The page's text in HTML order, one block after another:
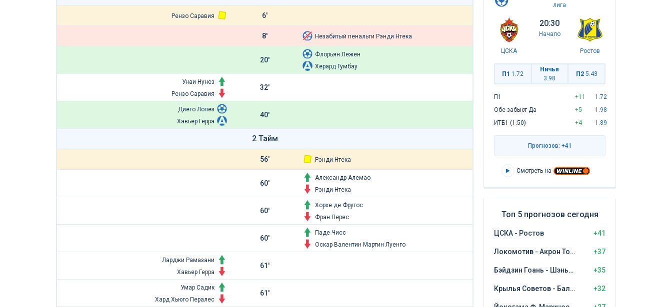
Рензо Саравия 6'
8' Незабитый пенальти Рэнди Нтека
20'
Флорьян Лежен
Херард Гумбау
Унаи Нунез
Рензо Саравия
32'
Диего Лопез
Хавьер Герра
40'
2 Тайм
56' Рэнди Нтека
60'
Александр Алемао
Рэнди Нтека
60'
Хорхе де Фрутос
Фран Перес
60'
Паде Чисс
Оскар Валентин Мартин Луенго
Ларджи Рамазани
Хавьер Герра
61'
Умар Садик
Хард Хьюго Пералес
61'
лига
ЦСКА
20:30
Начало
Ростов
П1 1.72
Ничья
3.98
П2 5.43
П1 +11
1.72
Обе забьют Да
+5
1.98
ИТБ1 (1.50)
+4 1.89
Прогнозов: +41
Смотреть на
Топ 5 прогнозов сегодня
ЦСКА - Ростов +41
Локомотив - Акрон Тольятти +37
Бэйдзин Гоань - Шэньчжэнь Пэн Сити +35
Крылья Советов - Балтика Калининград +32